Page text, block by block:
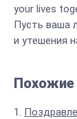
your lives
Пусть ваша
и утешения
Похожие